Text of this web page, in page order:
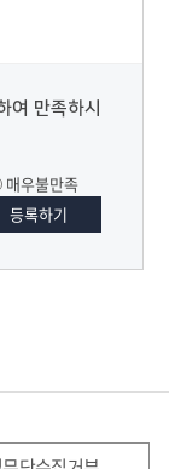
여 만족하시
매우불만족